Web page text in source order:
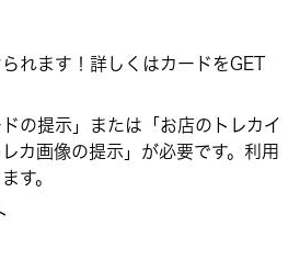
れます！詳しくはカードをGET
の提示」または「お店のトレカイ
カ画像の提示」が必要です。利用
す。